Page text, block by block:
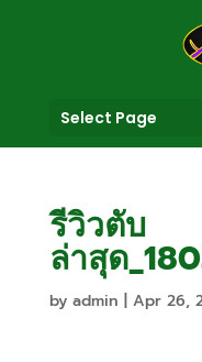
Select Page
รีวิวตับ
ล่าสุด
by admin Apr 26,